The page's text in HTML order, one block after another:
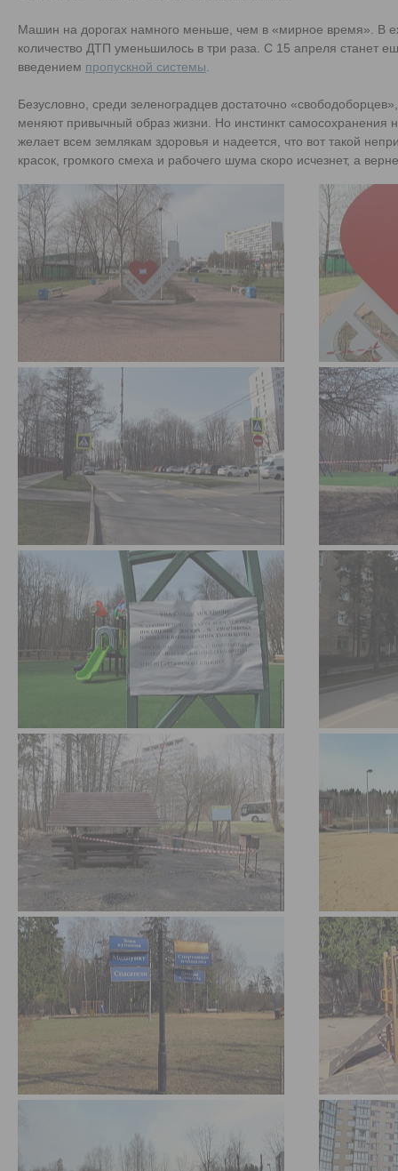
Машин на дорогах намного меньше, чем в «мирное время». В
количество ДТП уменьшилось в три раза. С 15 апреля станет
введением пропускной системы
Безусловно, среди зеленоградцев достаточно
меняют привычный образ жизни. Но инстинкт самосохранения
желает всем землякам здоровья и надеется, что вот такой
красок, громкого смеха и рабочего шума скоро исчезнет, а